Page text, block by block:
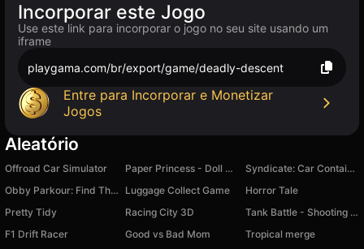
Incorporar este Jogo
Use este link para incorporar o jogo no seu site usando um
iframe
playgama.com/br/export/game/deadly-descent
Entre para Incorporar e Monetizar
Jogos
Aleatório
Offroad Car Simulator Paper Princess - Doll Dress Up
Syndicate: Car Containers!
Obby Parkour: Find The Brainrot
Luggage Collect Game
Horror Tale
Pretty Tidy
Racing City 3D
Tank Battle - Shooting Game
F1 Drift Racer
Good vs Bad Mom
Tropical merge